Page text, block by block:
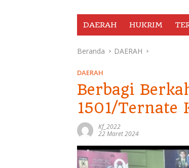
DAERAH HUKRIM
Beranda DAERAH
DAERAH
Berbagi
1501/Ternate
Kf_2022
22 Maret 2024